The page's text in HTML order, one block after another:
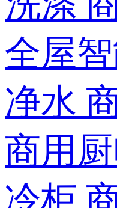
全屋
净水
商用
冷柜